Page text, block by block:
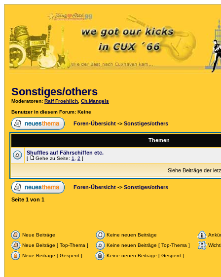
Sonstiges/others
Moderatoren: Ralf Froehlich Ch.Mangels
Benutzer in diesem Forum: Keine
Foren-Übersicht -> Sonstiges/others
Themen
Shuffles auf Fährschiffen etc.
[ Gehe zu Seite: 1 2 ]
Siehe Beiträge der
Foren-Übersicht -> Sonstiges/others
Seite 1 von 1
Neue Beiträge Keine neuen Beiträge
Neue Beiträge [ Top-Thema ]
Keine neuen Beiträge [ Top-Thema ]
Neue Beiträge [ Gesperrt ]
Keine neuen Beiträge [ Gesperrt ]